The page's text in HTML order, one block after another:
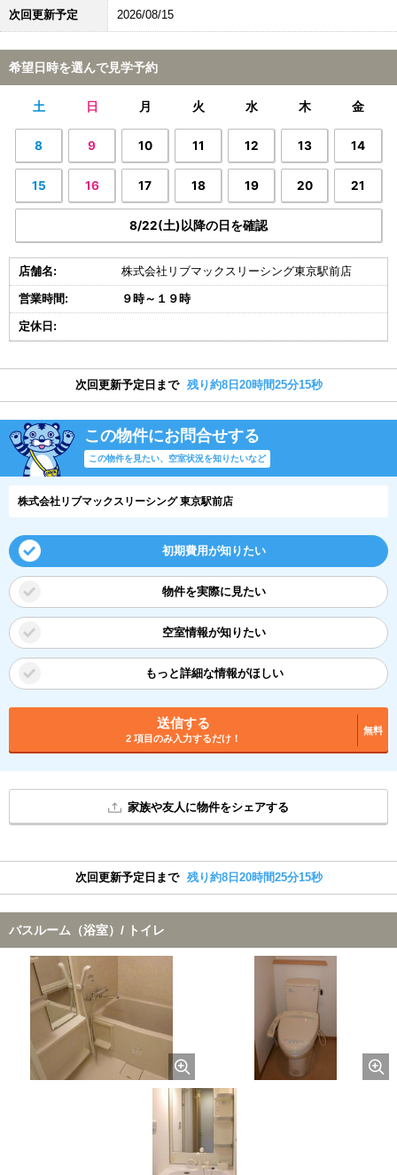
次回更新予定 2026/08/15
希望日時を選んで見学予約
土 日 月 火 水 木 金
8 9 10 11 12 13 14
15 16 17 18 19 20 21
8/22(土)以降の日を確認
店舗名: 株式会社リブマックスリーシング東京駅前店
営業時間: ９時～１９時
定休日:
次回更新予定日まで 残り約8日20時間25分14秒
この物件にお問合せする
この物件を見たい、空室状況を知りたいなど
株式会社リブマックスリーシング 東京駅前店
初期費用が知りたい
物件を実際に見たい
空室情報が知りたい
もっと詳細な情報がほしい
送信する
2 項目のみ入力するだけ！
無料
家族や友人に物件をシェアする
次回更新予定日まで 残り約8日20時間25分14秒
バスルーム（浴室）/ トイレ